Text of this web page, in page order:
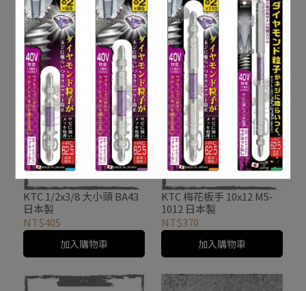
本製
NT$1,200
加入購物車
075&150 日本製
NT$380
加入購物車
KTC 1/2x3/8 大小頭 BA43
日本製
NT$405
加入購物車
KTC 梅花板手 10x12 M5-
1012 日本製
NT$370
加入購物車